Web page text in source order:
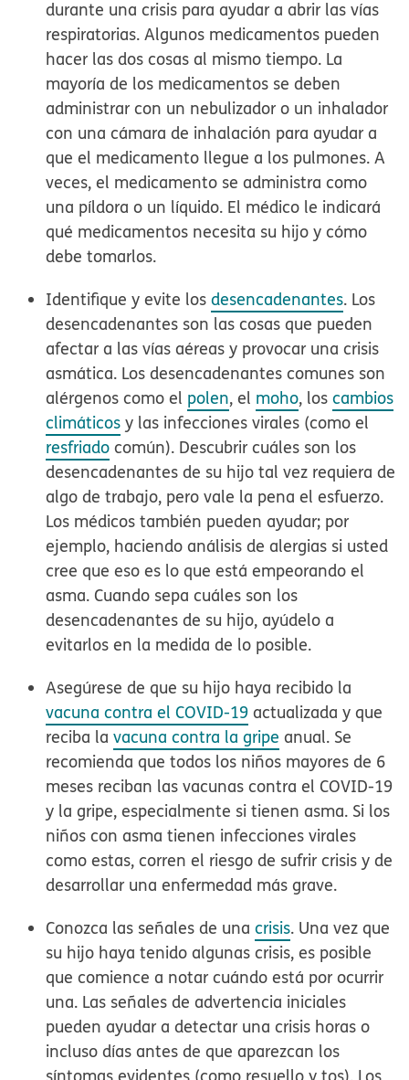
durante una crisis para ayudar a abrir las vías
respiratorias. Algunos medicamentos pueden
hacer las dos cosas al mismo tiempo. La
mayoría de los medicamentos se deben
administrar con un nebulizador o un inhalador
con una cámara de inhalación para ayudar a
que el medicamento llegue a los pulmones. A
veces, el medicamento se administra como
una píldora o un líquido. El médico le indicará
qué medicamentos necesita su hijo y cómo
debe tomarlos.
Identifique y evite losdesencadenantes. Los
desencadenantes son las cosas que pueden
afectar a las vías aéreas y provocar una crisis
asmática. Los desencadenantes comunes son
alérgenos como el polen, el moho, loscambios
climáticos y las infecciones virales (como el
resfriado común). Descubrir cuáles son los
desencadenantes de su hijo tal vez requiera de
algo de trabajo, pero vale la pena el esfuerzo.
Los médicos también pueden ayudar; por
ejemplo, haciendo análisis de alergias si usted
cree que eso es lo que está empeorando el
asma. Cuando sepa cuáles son los
desencadenantes de su hijo, ayúdelo a
evitarlos en la medida de lo posible.
Asegúrese de que su hijo haya recibido la
vacuna contra el COVID-19 actualizada y que
reciba lavacuna contra la gripe anual. Se
recomienda que todos los niños mayores de 6
meses reciban las vacunas contra el COVID-19
y la gripe, especialmente si tienen asma. Si los
niños con asma tienen infecciones virales
como estas, corren el riesgo de sufrir crisis y de
desarrollar una enfermedad más grave.
Conozca las señales de unacrisis. Una vez que
su hijo haya tenido algunas crisis, es posible
que comience a notar cuándo está por ocurrir
una. Las señales de advertencia iniciales
pueden ayudar a detectar una crisis horas o
incluso días antes de que aparezcan los